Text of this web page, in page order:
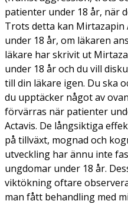
patienter under 18 år, när
Trots detta kan
under 18 år, om läkaren
läkare har skrivit ut
under 18 år och du vill
till din läkare igen. Du ska
du upptäcker något av
förvärras när patienter
Actavis. De långsiktiga
på tillväxt, mognad och
utveckling har ännu inte
ungdomar under 18 år.
viktökning oftare
man fått behandling med